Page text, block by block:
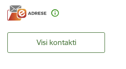
Visi kontakti